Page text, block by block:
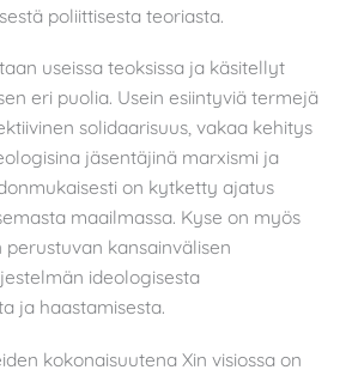
poliittisesta teoriasta.
useissa teoksissa ja käsitellyt
eri puolia. Usein esiintyviä termejä
solidaarisuus, vakaa kehitys
jäsentäjinä marxismi ja
on kytketty ajatus
maailmassa. Kyse on myös
perustuvan kansainvälisen
ideologisesta
ja haastamisesta.
kokonaisuutena Xin visiossa on